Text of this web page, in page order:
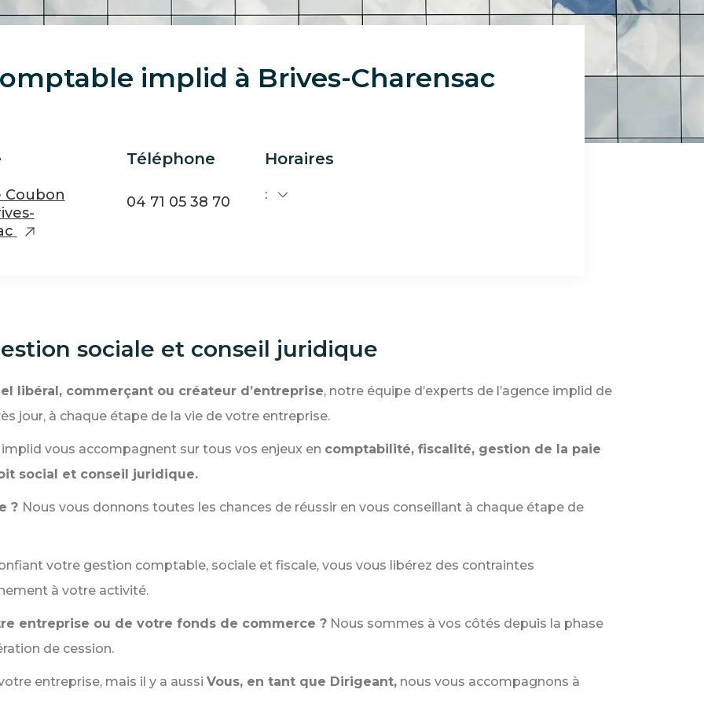
implid à Brives-Charensac
Coubon
Téléphone
04 71 05 38 70
Horaires
:
sociale et conseil juridique
libéral, commerçant ou créateur d’entreprise, notre équipe d’experts de l’agence implid de
jour, à chaque étape de la vie de votre entreprise.
vous accompagnent sur tous vos enjeux en comptabilité, fiscalité, gestion de la paie
social et conseil juridique.
? Nous vous donnons toutes les chances de réussir en vous conseillant à chaque étape de
votre gestion comptable, sociale et fiscale, vous vous libérez des contraintes
à votre activité.
entreprise ou de votre fonds de commerce ? Nous sommes à vos côtés depuis la phase
de cession.
entreprise, mais il y a aussi Vous, en tant que Dirigeant, nous vous accompagnons à